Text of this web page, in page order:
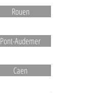
Rouen
Pont-Audemer
Caen